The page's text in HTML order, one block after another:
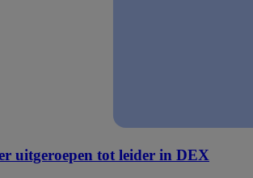
uitgeroepen tot leider in DEX